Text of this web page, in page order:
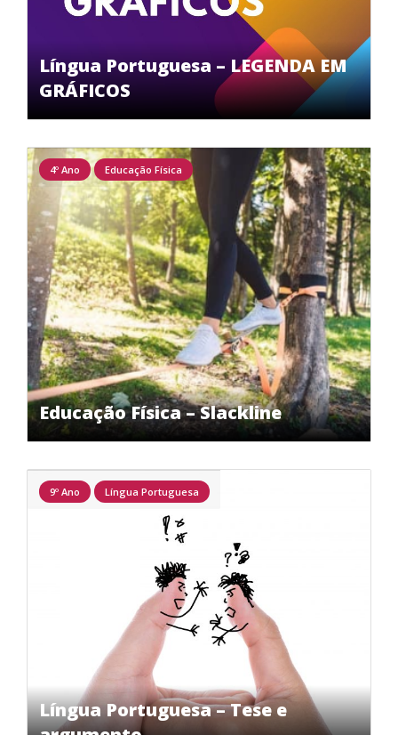
Língua Portuguesa – LEGENDA EM
GRÁFICOS
Educação Física – Slackline
4º Ano Educação Física
Língua Portuguesa – Tese e
9º Ano Língua Portuguesa